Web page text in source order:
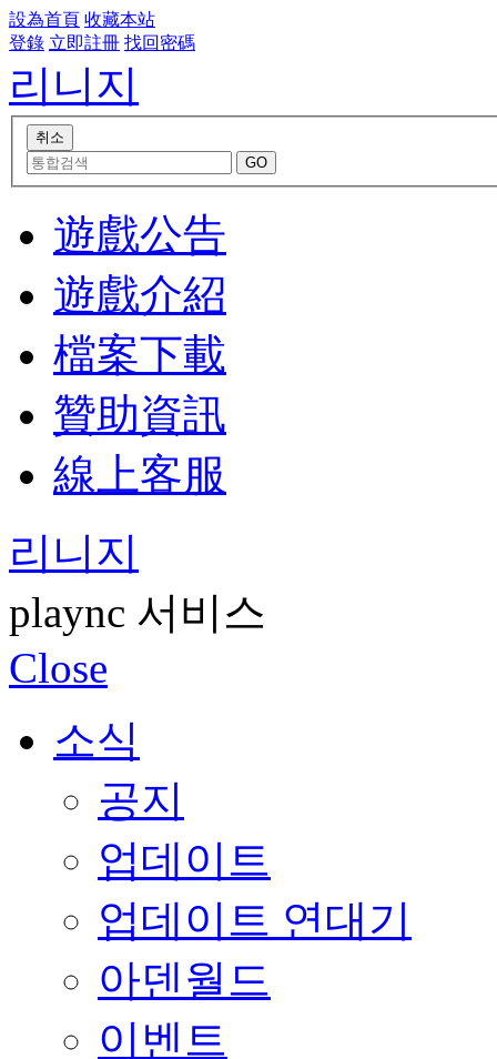
設為首頁 收藏本站
登錄 立即註冊 找回密碼
리니지
遊戲公告
遊戲介紹
檔案下載
贊助資訊
線上客服
리니지
plaync 서비스
Close
소식
공지
업데이트
업데이트 연대기
아덴월드
이벤트